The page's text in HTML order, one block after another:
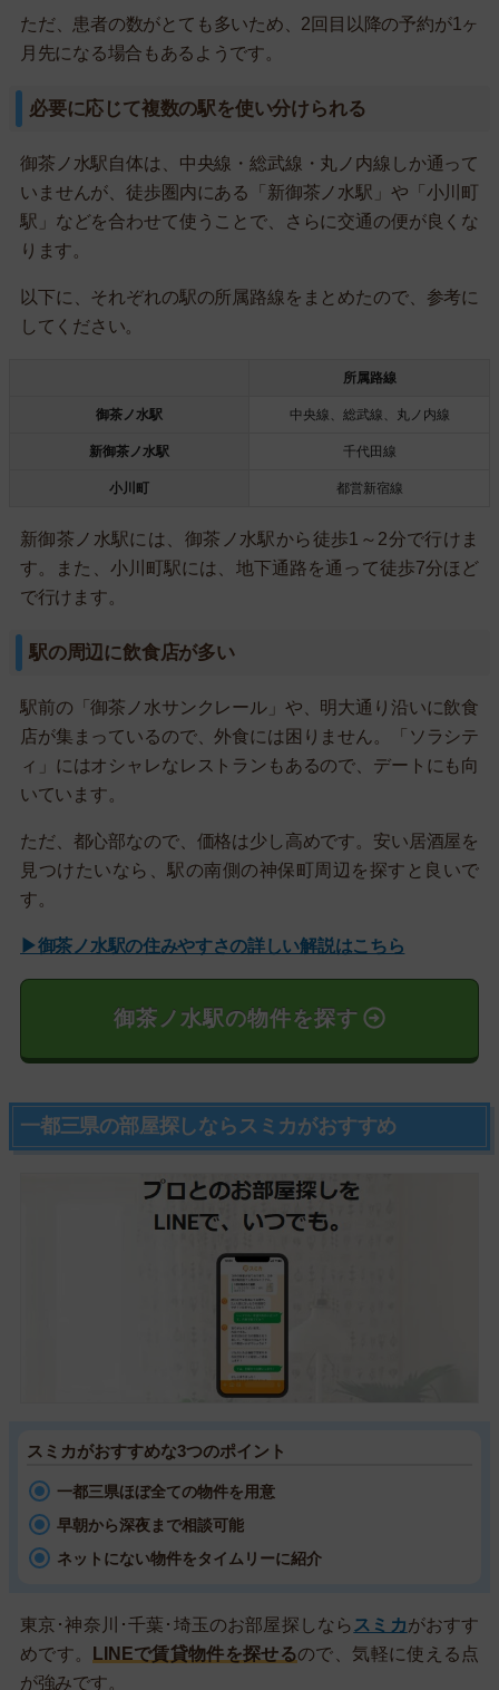
ただ、患者の数がとても多いため、2回目以降の予約が1ヶ
月先になる場合もあるようです。
必要に応じて複数の駅を使い分けられる
御茶ノ水駅自体は、中央線・総武線・丸ノ内線しか通って
いませんが、徒歩圏内にある「新御茶ノ水駅」や「小川町
駅」などを合わせて使うことで、さらに交通の便が良くな
ります。
以下に、それぞれの駅の所属路線をまとめたので、参考に
してください。
所属路線
御茶ノ水駅 中央線、総武線、丸ノ内線
新御茶ノ水駅 千代田線
小川町 都営新宿線
新御茶ノ水駅には、御茶ノ水駅から徒歩1～2分で行けま
す。また、小川町駅には、地下通路を通って徒歩7分ほど
で行けます。
駅の周辺に飲食店が多い
駅前の「御茶ノ水サンクレール」や、明大通り沿いに飲食
店が集まっているので、外食には困りません。「ソラシテ
ィ」にはオシャレなレストランもあるので、デートにも向
いています。
ただ、都心部なので、価格は少し高めです。安い居酒屋を
見つけたいなら、駅の南側の神保町周辺を探すと良いで
す。
▶御茶ノ水駅の住みやすさの詳しい解説はこちら
御茶ノ水駅の物件を探す
一都三県の部屋探しならスミカがおすすめ
スミカがおすすめな3つのポイント
一都三県ほぼ全ての物件を用意
早朝から深夜まで相談可能
ネットにない物件をタイムリーに紹介
東京･神奈川･千葉･埼玉のお部屋探しなら スミカがおすす
めです。
LINEで賃貸物件を探せるので、気軽に使える点
が強みです。